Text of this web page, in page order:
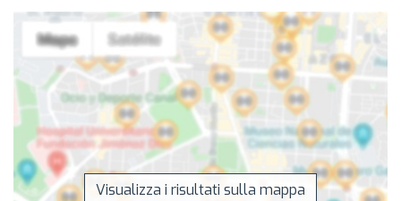
Visualizza i risultati sulla mappa